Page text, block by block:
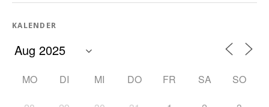
KALENDER
MO DI MI DO FR SA SO